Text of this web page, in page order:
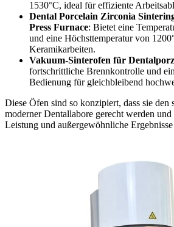
1530°C, ideal für effiziente
Dental Porcelain Zirconia
Press Furnace: Bietet eine
und eine Höchsttemperatur von
Keramikarbeiten.
Vakuum-Sinterofen für
fortschrittliche Brennkontrolle und
Bedienung für gleichbleibend
Diese Öfen sind so konzipiert, dass sie den
moderner Dentallabore gerecht werden und
Leistung und außergewöhnliche